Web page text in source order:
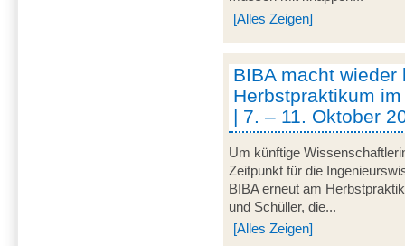
[Alles Zeigen]
BIBA macht wieder
Herbstpraktikum
| 7. – 11. Oktober
Um künftige
Zeitpunkt für die
BIBA erneut am
und Schüller, die...
[Alles Zeigen]